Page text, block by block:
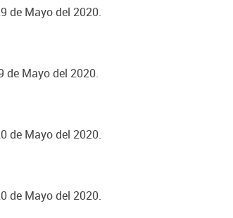
de Mayo del 2020.
de Mayo del 2020.
de Mayo del 2020.
de Mayo del 2020.